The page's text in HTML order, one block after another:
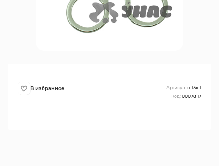
Артикул:н-13н-1
Код:00078117